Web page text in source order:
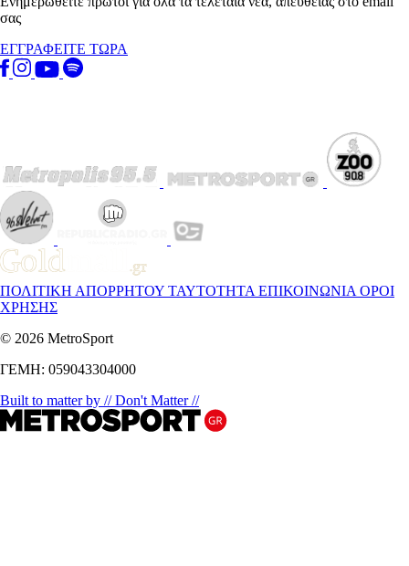
σας
ΕΓΓΡΑΦΕΙΤΕ ΤΩΡΑ
ΠΟΛΙΤΙΚΗ ΑΠΟΡΡΗΤΟΥ ΤΑΥΤΟΤΗΤΑ ΕΠΙΚΟΙΝΩΝΙΑ ΟΡΟΙ
ΧΡΗΣΗΣ
© 2026 MetroSport
ΓΕΜΗ: 059043304000
Built to matter by // Don't Matter //